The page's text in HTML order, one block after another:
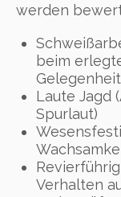
werden
beim
Laute Jagd
Spurlaut)
Verhalten